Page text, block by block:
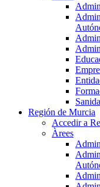
Región de Murcia
Accedir a
Àrees